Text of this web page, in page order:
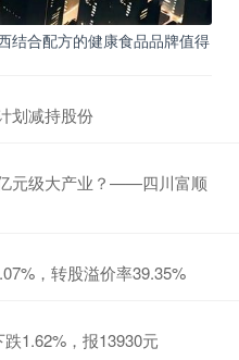
结合配方的健康食品品牌值得
划减持股份
元级大产业？——四川富顺
，转股溢价率39.35%
1.62%，报13930元